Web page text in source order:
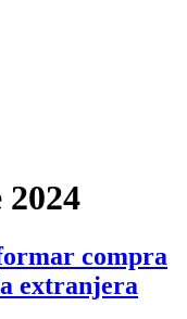
2024
compra
extranjera